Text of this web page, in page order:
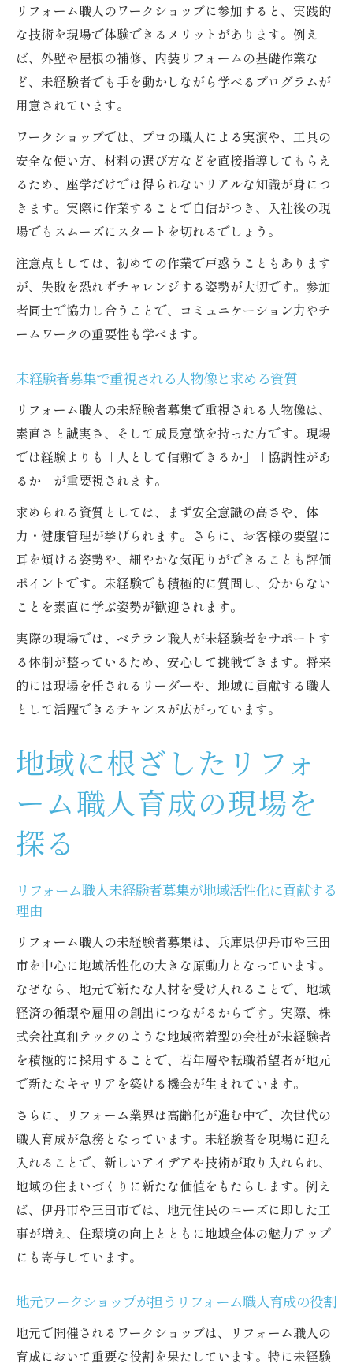
リフォーム職人のワークショップに参加すると、実践的
な技術を現場で体験できるメリットがあります。例え
ば、外壁や屋根の補修、内装リフォームの基礎作業な
ど、未経験者でも手を動かしながら学べるプログラムが
用意されています。
ワークショップでは、プロの職人による実演や、工具の
安全な使い方、材料の選び方などを直接指導してもらえ
るため、座学だけでは得られないリアルな知識が身につ
きます。実際に作業することで自信がつき、入社後の現
場でもスムーズにスタートを切れるでしょう。
注意点としては、初めての作業で戸惑うこともあります
が、失敗を恐れずチャレンジする姿勢が大切です。参加
者同士で協力し合うことで、コミュニケーション力やチ
ームワークの重要性も学べます。
未経験者募集で重視される人物像と求める資質
リフォーム職人の未経験者募集で重視される人物像は、
素直さと誠実さ、そして成長意欲を持った方です。現場
では経験よりも「人として信頼できるか」「協調性があ
るか」が重要視されます。
求められる資質としては、まず安全意識の高さや、体
力・健康管理が挙げられます。さらに、お客様の要望に
耳を傾ける姿勢や、細やかな気配りができることも評価
ポイントです。未経験でも積極的に質問し、分からない
ことを素直に学ぶ姿勢が歓迎されます。
実際の現場では、ベテラン職人が未経験者をサポートす
る体制が整っているため、安心して挑戦できます。将来
的には現場を任されるリーダーや、地域に貢献する職人
として活躍できるチャンスが広がっています。
地域に根ざしたリフォ
ーム職人育成の現場を
探る
リフォーム職人未経験者募集が地域活性化に貢献する
理由
リフォーム職人の未経験者募集は、兵庫県伊丹市や三田
市を中心に地域活性化の大きな原動力となっています。
なぜなら、地元で新たな人材を受け入れることで、地域
経済の循環や雇用の創出につながるからです。実際、株
式会社真和テックのような地域密着型の会社が未経験者
を積極的に採用することで、若年層や転職希望者が地元
で新たなキャリアを築ける機会が生まれています。
さらに、リフォーム業界は高齢化が進む中で、次世代の
職人育成が急務となっています。未経験者を現場に迎え
入れることで、新しいアイデアや技術が取り入れられ、
地域の住まいづくりに新たな価値をもたらします。例え
ば、伊丹市や三田市では、地元住民のニーズに即した工
事が増え、住環境の向上とともに地域全体の魅力アップ
にも寄与しています。
地元ワークショップが担うリフォーム職人育成の役割
地元で開催されるワークショップは、リフォーム職人の
育成において重要な役割を果たしています。特に未経験